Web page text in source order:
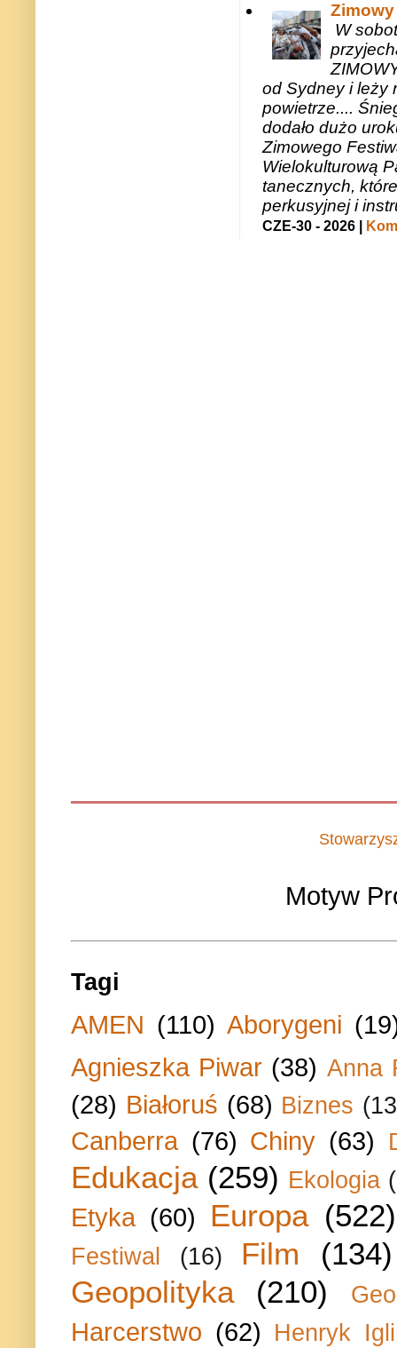
W
od Sydney i leży
powietrze....
dodało dużo
Zimowego
Wielokulturową
tanecznych,
perkusyjnej i
CZE-30 - 2026 |
Motyw
Tagi
AMEN (110) Aborygeni
Agnieszka Piwar (38) Anna
(28) Białoruś (68) Biznes
Canberra (76) Chiny (63)
Edukacja (259) Ekologia
Etyka (60) Europa (522)
Festiwal (16) Film
(134)
Geopolityka
(210)
Harcerstwo (62) Henryk